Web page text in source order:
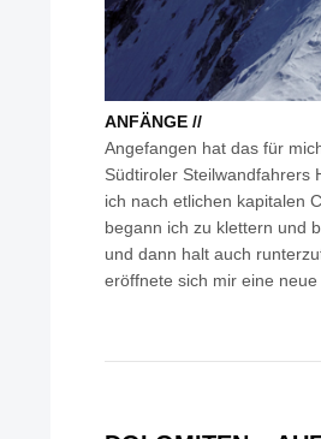
ANFÄNGE //
Angefangen hat das für
Südtiroler Steilwandfahrers
ich nach etlichen kapitalen
begann ich zu klettern und
und dann halt auch
eröffnete sich mir eine